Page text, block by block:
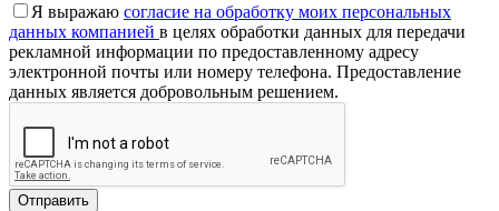
Я выражаю согласие на обработку моих персональных
данных компанией в целях обработки данных для передачи
рекламной информации по предоставленному адресу
электронной почты или номеру телефона. Предоставление
данных является добровольным решением.
Отправить